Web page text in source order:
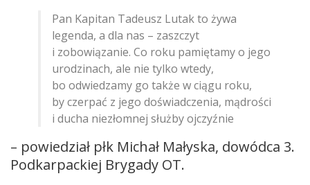
Pan Kapitan Tadeusz Lutak to żywa
legenda, a dla nas – zaszczyt
i zobowiązanie. Co roku pamiętamy o jego
urodzinach, ale nie tylko wtedy,
bo odwiedzamy go także w ciągu roku,
by czerpać z jego doświadczenia, mądrości
i ducha niezłomnej służby ojczyźnie
– powiedział płk Michał Małyska, dowódca 3.
Podkarpackiej Brygady OT.